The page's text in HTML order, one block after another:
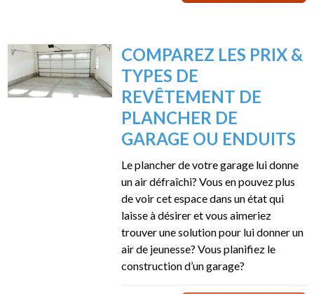
COMPAREZ LES PRIX &
TYPES DE
REVÊTEMENT DE
PLANCHER DE
GARAGE OU ENDUITS
Le plancher de votre garage lui donne
un air défraîchi? Vous en pouvez plus
de voir cet espace dans un état qui
laisse à désirer et vous aimeriez
trouver une solution pour lui donner un
air de jeunesse? Vous planifiez le
construction d’un garage?